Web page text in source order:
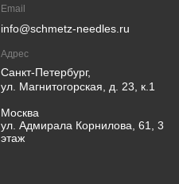
Email
info@schmetz-needles.ru
Адрес
Санкт-Петербург,
ул. Магнитогорская, д. 23, к.1
Москва
ул. Адмирала Корнилова, 61, 3
этаж